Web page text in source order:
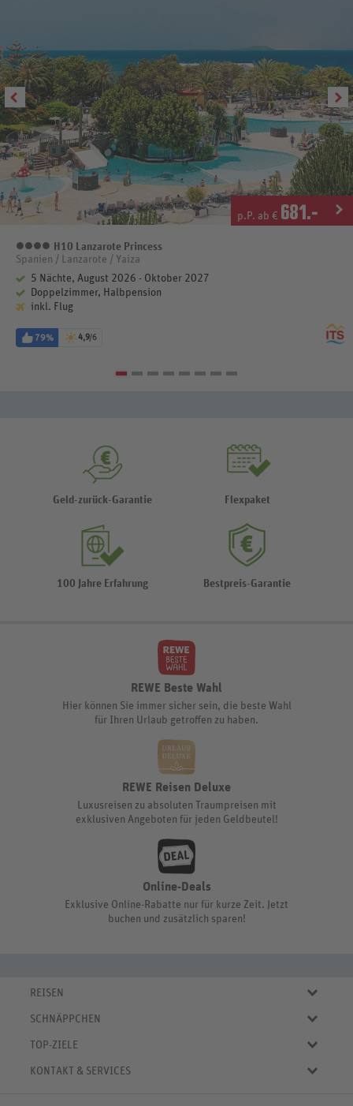
p.P. ab € 681.-
4 Sterne
H10 Lanzarote Princess
Spanien / Lanzarote / Yaiza
5 Nächte, August 2026 - Oktober 2027
Doppelzimmer, Halbpension
inkl. Flug
79% 4,9/6
Geld-zurück-Garantie Flexpaket
100 Jahre Erfahrung Bestpreis-Garantie
REWE Beste Wahl
Hier können Sie immer sicher sein, die beste Wahl
für Ihren Urlaub getroffen zu haben.
REWE Reisen Deluxe
Luxusreisen zu absoluten Traumpreisen mit
exklusiven Angeboten für jeden Geldbeutel!
Online-Deals
Exklusive Online-Rabatte nur für kurze Zeit. Jetzt
buchen und zusätzlich sparen!
REISEN
Eigene Anreise
Städtereisen
Kreuzfahrten
SCHNÄPPCHEN
Online-Deals
TOP-ZIELE
KONTAKT & SERVICES